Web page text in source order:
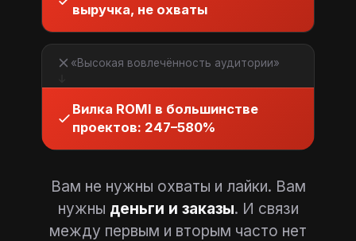
выручка, не охваты
«Высокая вовлечённость аудитории»
Вилка ROMI в большинстве
проектов: 247–580%
Вам не нужны охваты и лайки. Вам
нужны деньги и заказы. И связи
между первым и вторым часто нет